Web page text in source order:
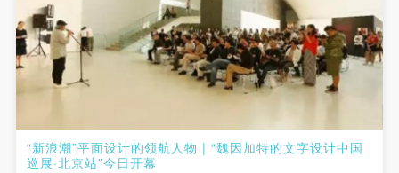
“新浪潮”平面设计的领航人物 | “魏因加特的文字设计中国
巡展·北京站”今日开幕
及到的绘画工具、创作材料及配套设备、设施，若参
与者因个人原因在使用相应绘画工具、创作材料及配
套设备、设施造成个人受伤、伤害他人及造成相应工
具、材料、设备或设施的故障或损坏。参与活动者应
失。活动中任何非事故当事人及美术馆将不承担人身
事故的任何责任。
及到的绘画工具、创作材料及配套设备、设施，若参
与者因个人原因在使用相应绘画工具、创作材料及配
套设备、设施造成个人受伤、伤害他人及造成相应工
具、材料、设备或设施的故障或损坏。参与活动者应
失。活动中任何非事故当事人及美术馆将不承担人身
事故的任何责任。
及到的绘画工具、创作材料及配套设备、设施，若参
与者因个人原因在使用相应绘画工具、创作材料及配
套设备、设施造成个人受伤、伤害他人及造成相应工
具、材料、设备或设施的故障或损坏。参与活动者应
失。活动中任何非事故当事人及美术馆将不承担人身
事故的任何责任。